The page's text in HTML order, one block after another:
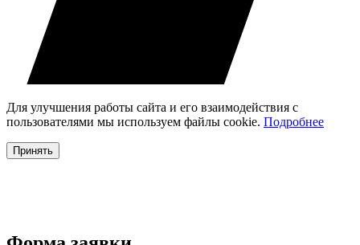
Для улучшения работы сайта и его взаимодействия с
пользователями мы используем файлы cookie. Подробнее
Принять